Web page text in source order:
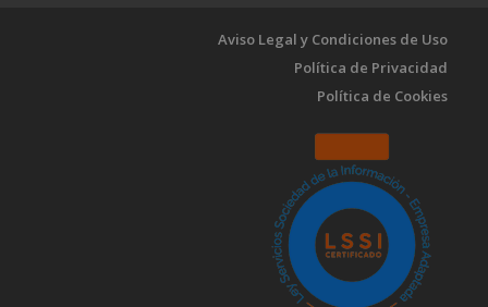
Aviso Legal y Condiciones de Uso
Política de Privacidad
Política de Cookies